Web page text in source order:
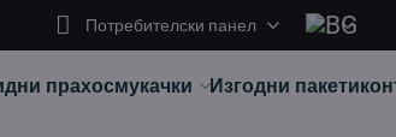
Потребителски панел
прахосмукачки Изгодни пакети